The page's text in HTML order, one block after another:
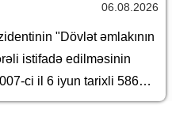
06.08.2026
"Dövlət əmlakının
istifadə edilməsinin
ci il 6 iyun tarixli 586
İqtisadiyyat